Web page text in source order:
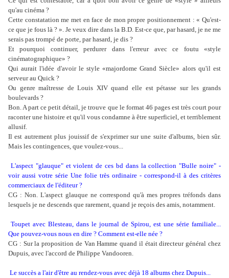
qu'au cinéma ?
Cette constatation me met en face de mon propre positionnement : « Qu'est-
ce que je fous là ? ». Je veux dire dans la B.D. Est-ce que, par hasard, je ne me
serais pas trompé de porte, par hasard, je dis ?
Et pourquoi continuer, perdurer dans l'erreur avec ce foutu «style
cinématographique» ?
Qui aurait l'idée d'avoir le style «majordome Grand Siècle» alors qu'il est
serveur au Quick ?
Ou genre maîtresse de Louis XIV quand elle est pétasse sur les grands
boulevards ?
Bon. A part ce petit détail, je trouve que le format 46 pages est très court pour
raconter une histoire et qu'il vous condamne à être superficiel, et terriblement
allusif.
Il est autrement plus jouissif de s'exprimer sur une suite d'albums, bien sûr.
Mais les contingences, que voulez-vous...
L'aspect "glauque" et violent de ces bd dans la collection "Bulle noire" -
voir aussi votre série Une folie très ordinaire - correspond-il à des critères
commerciaux de l'éditeur ?
CG : Non. L'aspect glauque ne correspond qu'à mes propres tréfonds dans
lesquels je ne descends que rarement, quand je reçois des amis, notamment.
Toupet avec Blesteau, dans le journal de Spirou, est une série familiale...
Que pouvez-vous nous en dire ? Comment est-elle née ?
CG : Sur la proposition de Van Hamme quand il était directeur général chez
Dupuis, avec l'accord de Philippe Vandooren.
Le succès a l'air d'être au rendez-vous avec déjà 18 albums chez Dupuis...